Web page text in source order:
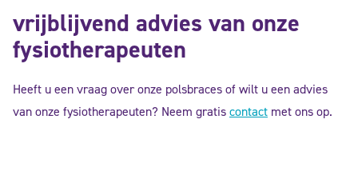
vrijblijvend advies van onze
fysiotherapeuten
Heeft u een vraag over onze polsbraces of wilt u een advies
van onze fysiotherapeuten? Neem gratiscontact met ons op.